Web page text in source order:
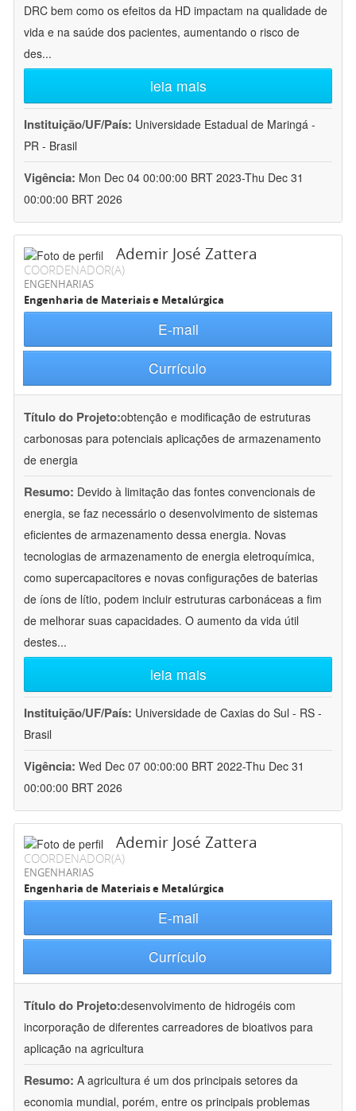
DRC bem como os efeitos da HD impactam na qualidade de
vida e na saúde dos pacientes, aumentando o risco de
des...
leia mais
Instituição/UF/País: Universidade Estadual de Maringá -
PR - Brasil
Vigência: Mon Dec 04 00:00:00 BRT 2023-Thu Dec 31
00:00:00 BRT 2026
Ademir José Zattera
COORDENADOR(A)
ENGENHARIAS
Engenharia de Materiais e Metalúrgica
E-mail
Currículo
Título do Projeto:obtenção e modificação de estruturas
carbonosas para potenciais aplicações de armazenamento
de energia
Resumo: Devido à limitação das fontes convencionais de
energia, se faz necessário o desenvolvimento de sistemas
eficientes de armazenamento dessa energia. Novas
tecnologias de armazenamento de energia eletroquímica,
como supercapacitores e novas configurações de baterias
de íons de lítio, podem incluir estruturas carbonáceas a fim
de melhorar suas capacidades. O aumento da vida útil
destes...
leia mais
Instituição/UF/País: Universidade de Caxias do Sul - RS -
Brasil
Vigência: Wed Dec 07 00:00:00 BRT 2022-Thu Dec 31
00:00:00 BRT 2026
Ademir José Zattera
COORDENADOR(A)
ENGENHARIAS
Engenharia de Materiais e Metalúrgica
E-mail
Currículo
Título do Projeto:desenvolvimento de hidrogéis com
incorporação de diferentes carreadores de bioativos para
aplicação na agricultura
Resumo: A agricultura é um dos principais setores da
economia mundial, porém, entre os principais problemas